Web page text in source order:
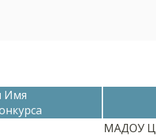
Имя
МАДОУ